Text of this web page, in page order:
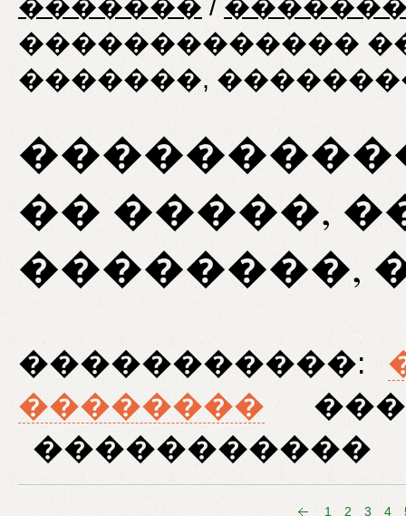
�������������
�������,
�� �����,
��������,
�����������:
��������
�����������
1 2 3 4